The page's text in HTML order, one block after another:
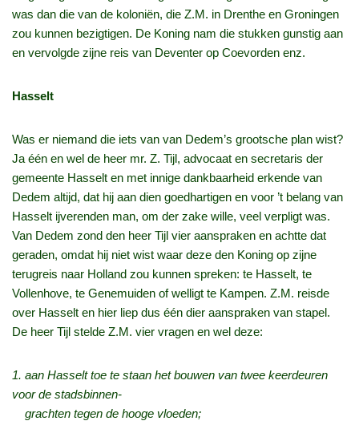
was dan die van de koloniën, die Z.M. in Drenthe en Groningen
zou kunnen bezigtigen. De Koning nam die stukken gunstig aan
en vervolgde zijne reis van Deventer op Coevorden enz.
Hasselt
Was er niemand die iets van van Dedem’s grootsche plan wist?
Ja één en wel de heer mr. Z. Tijl, advocaat en secretaris der
gemeente Hasselt en met innige dankbaarheid erkende van
Dedem altijd, dat hij aan dien goedhartigen en voor ’t belang van
Hasselt ijverenden man, om der zake wille, veel verpligt was.
Van Dedem zond den heer Tijl vier aanspraken en achtte dat
geraden, omdat hij niet wist waar deze den Koning op zijne
terugreis naar Holland zou kunnen spreken: te Hasselt, te
Vollenhove, te Genemuiden of welligt te Kampen. Z.M. reisde
over Hasselt en hier liep dus één dier aanspraken van stapel.
De heer Tijl stelde Z.M. vier vragen en wel deze:
1. aan Hasselt toe te staan het bouwen van twee keerdeuren
voor de stadsbinnen-
grachten tegen de hooge vloeden;